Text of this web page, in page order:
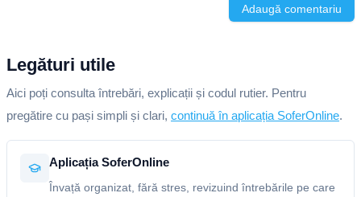
Adaugă comentariu
Legături utile
Aici poți consulta întrebări, explicații și codul rutier. Pentru
pregătire cu pași simpli și clari, continuă în aplicația SoferOnline.
Aplicația SoferOnline
Învață organizat, fără stres, revizuind întrebările pe care